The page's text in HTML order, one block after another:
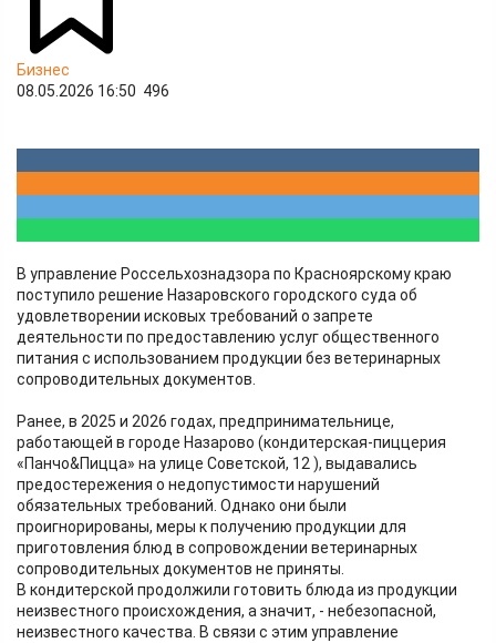
Бизнес
08.05.2026 16:50 496
В управление Россельхознадзора по Красноярскому краю
поступило решение Назаровского городского суда об
удовлетворении исковых требований о запрете
деятельности по предоставлению услуг общественного
питания с использованием продукции без ветеринарных
сопроводительных документов.
Ранее, в 2025 и 2026 годах, предпринимательнице,
работающей в городе Назарово (кондитерская-пиццерия
«Панчо&Пицца» на улице Советской, 12 ), выдавались
предостережения о недопустимости нарушений
обязательных требований. Однако они были
проигнорированы, меры к получению продукции для
приготовления блюд в сопровождении ветеринарных
сопроводительных документов не приняты.
В кондитерской продолжили готовить блюда из продукции
неизвестного происхождения, а значит, - небезопасной,
неизвестного качества. В связи с этим управление